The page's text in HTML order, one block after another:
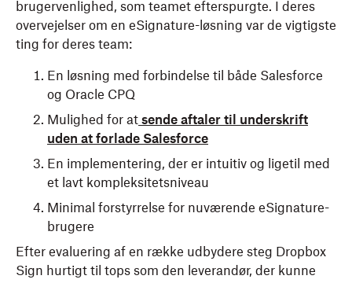
brugervenlighed, som teamet efterspurgte. I deres
overvejelser om en eSignature-løsning var de vigtigste
ting for deres team:
En løsning med forbindelse til både Salesforce
og Oracle CPQ
Mulighed for at sende aftaler til underskrift
uden at forlade Salesforce
En implementering, der er intuitiv og ligetil med
et lavt kompleksitetsniveau
Minimal forstyrrelse for nuværende eSignature-
brugere
Efter evaluering af en række udbydere steg Dropbox
Sign hurtigt til tops som den leverandør, der kunne